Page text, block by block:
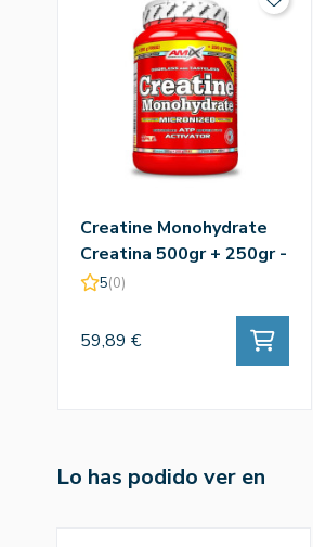
Creatine Monohydrate
Creatina 500gr + 250gr -
Amix
5(0)
59,89 €
Lo has podido ver en